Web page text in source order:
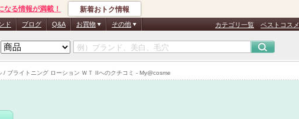
/ ブライトニング ローション ＷＴ IIへのクチコミ - My@cosme
なる情報が満載！ 新着おトク情報
ド ブログ Q&A お買物 その他 カテゴリ一覧 ベストコスメ
る22さん